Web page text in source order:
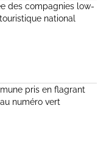
des compagnies low-
national
pris en flagrant
numéro vert